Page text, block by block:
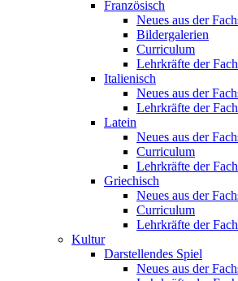
Französisch
Neues aus der
Bildergalerien
Curriculum
Lehrkräfte der
Italienisch
Neues aus der
Lehrkräfte der
Latein
Neues aus der
Curriculum
Lehrkräfte der
Griechisch
Neues aus der
Curriculum
Lehrkräfte der
Kultur
Darstellendes Spiel
Neues aus der